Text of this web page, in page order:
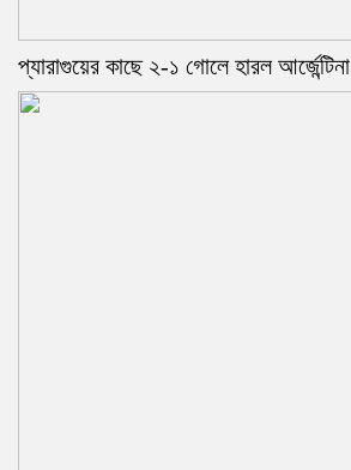
প্যারাগুয়ের কাছে ২-১ গোলে হারল আর্জেন্টিনা